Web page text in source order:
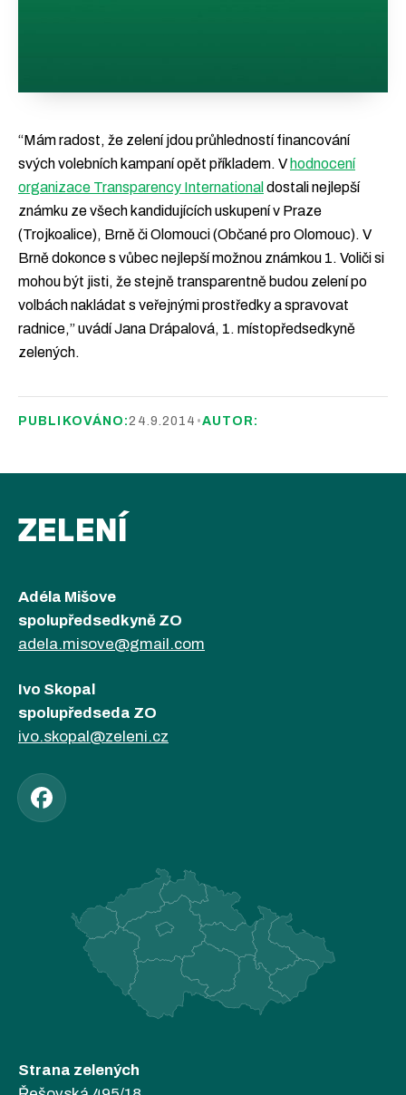
“Mám radost, že zelení jdou průhledností financování
svých volebních kampaní opět příkladem. V hodnocení
organizace Transparency International dostali nejlepší
známku ze všech kandidujících uskupení v Praze
(Trojkoalice), Brně či Olomouci (Občané pro Olomouc). V
Brně dokonce s vůbec nejlepší možnou známkou 1. Voliči si
mohou být jisti, že stejně transparentně budou zelení po
volbách nakládat s veřejnými prostředky a spravovat
radnice,” uvádí Jana Drápalová, 1. místopředsedkyně
zelených.
PUBLIKOVÁNO:24.9.2014 •AUTOR:
ZELENÍ
Adéla Mišove
spolupředsedkyně ZO
adela.misove@gmail.com
Ivo Skopal
spolupředseda ZO
ivo.skopal@zeleni.cz
Strana zelených